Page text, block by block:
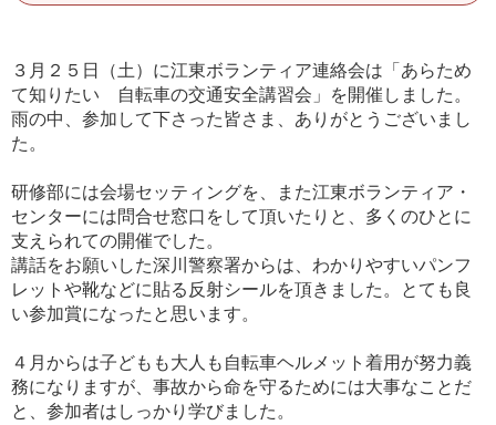
３月２５日（土）に江東ボランティア連絡会は「あらため
て知りたい 自転車の交通安全講習会」を開催しました。
雨の中、参加して下さった皆さま、ありがとうございまし
た。
研修部には会場セッティングを、また江東ボランティア・
センターには問合せ窓口をして頂いたりと、多くのひとに
支えられての開催でした。
講話をお願いした深川警察署からは、わかりやすいパンフ
レットや靴などに貼る反射シールを頂きました。とても良
い参加賞になったと思います。
４月からは子どもも大人も自転車ヘルメット着用が努力義
務になりますが、事故から命を守るためには大事なことだ
と、参加者はしっかり学びました。